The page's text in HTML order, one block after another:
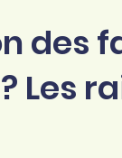
des
Les